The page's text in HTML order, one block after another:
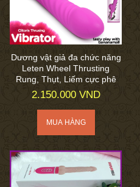
Dương vật giả đa chức năng
Leten Wheel Thrusting
Rung, Thụt, Liếm cực phê
2.150.000 VND